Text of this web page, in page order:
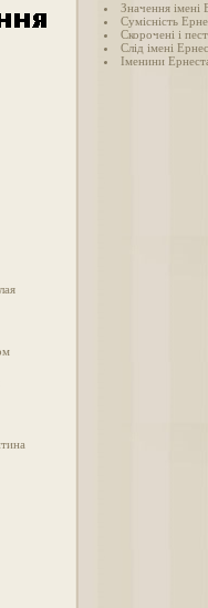
Значення імені
Сумісність
Скорочені і
Слід імені
Іменини